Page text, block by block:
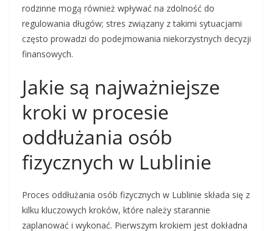
rodzinne mogą również wpływać na zdolność do
regulowania długów; stres związany z takimi sytuacjami
często prowadzi do podejmowania niekorzystnych decyzji
finansowych.
Jakie są najważniejsze
kroki w procesie
oddłużania osób
fizycznych w Lublinie
Proces oddłużania osób fizycznych w Lublinie składa się z
kilku kluczowych kroków, które należy starannie
zaplanować i wykonać. Pierwszym krokiem jest dokładna